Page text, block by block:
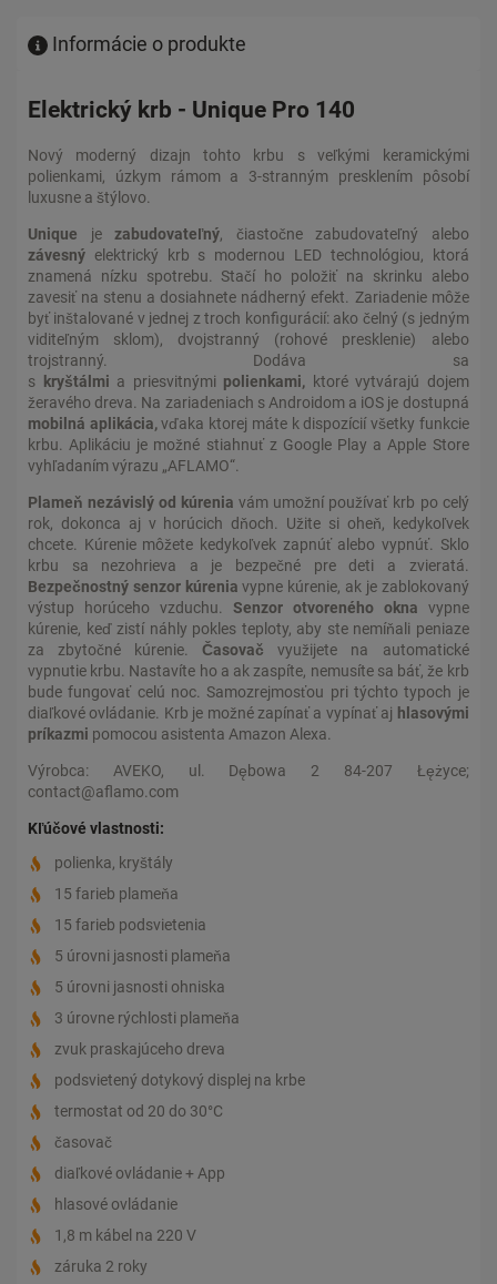
Informácie o produkte
Elektrický krb - Unique Pro 140
Nový moderný dizajn tohto krbu s veľkými keramickými
polienkami, úzkym rámom a 3-stranným presklením pôsobí
luxusne a štýlovo.
Unique jezabudovateľný, čiastočne zabudovateľný alebo
závesný elektrický krb s modernou LED technológiou, ktorá
znamená nízku spotrebu. Stačí ho položiť na skrinku alebo
zavesiť na stenu a dosiahnete nádherný efekt. Zariadenie môže
byť inštalované v jednej z troch konfigurácií: ako čelný (s jedným
viditeľným sklom), dvojstranný (rohové presklenie) alebo
trojstranný. Dodáva sa
s
kryštálmi a priesvitnými polienkami, ktoré vytvárajú dojem
žeravého dreva. Na zariadeniach s Androidom a iOS je dostupná
mobilná aplikácia,vďaka ktorej máte k dispozícií všetky funkcie
krbu. Aplikáciu je možné stiahnuť z Google Play a Apple Store
vyhľadaním výrazu „AFLAMO“.
Plameň nezávislý od kúrenia vám umožní používať krb po celý
rok, dokonca aj v horúcich dňoch. Užite si oheň, kedykoľvek
chcete. Kúrenie môžete kedykoľvek zapnúť alebo vypnúť. Sklo
krbu sa nezohrieva a je bezpečné pre deti a zvieratá.
Bezpečnostný senzor kúrenia vypne kúrenie, ak je zablokovaný
výstup horúceho vzduchu. Senzor otvoreného okna vypne
kúrenie, keď zistí náhly pokles teploty, aby ste nemíňali peniaze
za zbytočné kúrenie.Časovač využijete na automatické
vypnutie krbu. Nastavíte ho a ak zaspíte, nemusíte sa báť, že krb
bude fungovať celú noc. Samozrejmosťou pri týchto typoch je
diaľkové ovládanie. Krb je možné zapínať a vypínať aj hlasovými
príkazmi pomocou asistenta Amazon Alexa.
Výrobca: AVEKO, ul. Dębowa 2 84-207 Łężyce;
contact@aflamo.com
Kľúčové vlastnosti:
polienka, kryštály
15 farieb plameňa
15 farieb podsvietenia
5 úrovni jasnosti plameňa
5 úrovni jasnosti ohniska
3 úrovne rýchlosti plameňa
zvuk praskajúceho dreva
podsvietený dotykový displej na krbe
termostat od 20 do 30°C
časovač
diaľkové ovládanie + App
hlasové ovládanie
1,8 m kábel na 220 V
záruka 2 roky